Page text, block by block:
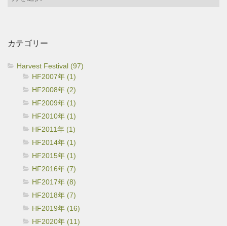
ブ
カテゴリー
Harvest Festival (97)
HF2007年 (1)
HF2008年 (2)
HF2009年 (1)
HF2010年 (1)
HF2011年 (1)
HF2014年 (1)
HF2015年 (1)
HF2016年 (7)
HF2017年 (8)
HF2018年 (7)
HF2019年 (16)
HF2020年 (11)